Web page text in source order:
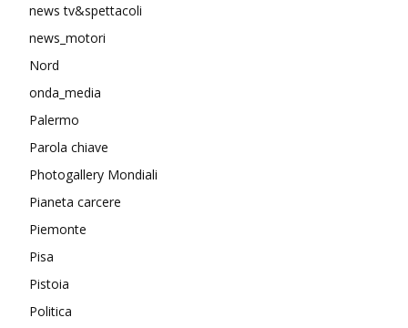
news tv&spettacoli
news_motori
Nord
onda_media
Palermo
Parola chiave
Photogallery Mondiali
Pianeta carcere
Piemonte
Pisa
Pistoia
Politica